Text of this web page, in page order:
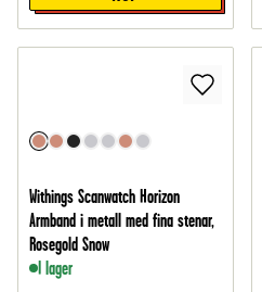
Withings Scanwatch Horizon
Armband i metall med fina stenar,
Rosegold Snow
I lager